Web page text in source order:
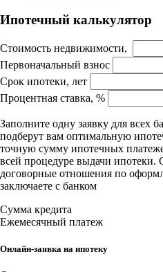
Ипотечный калькулятор
Стоимость недвижимости,
Первоначальный взнос
Срок ипотеки, лет
Процентная ставка, %
Заполните одну заявку для всех
подберут вам оптимальную
точную сумму ипотечных
всей процедуре выдачи ипотеки.
договорные отношения по
заключаете с банком
Сумма кредита
Ежемесячный платеж
Онлайн-заявка на ипотеку